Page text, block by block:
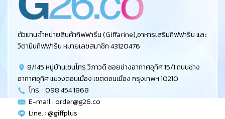
ตัวแทนจำหน่ายสินค้ากิฟฟารีน (Giffarine),อาหารเสริมกิฟฟารีน และ
วิตามินกิฟฟารีน หมายเลขสมาชิก 43120476
8/145 หมู่บ้านเซนโทร วิภาวดี ซอยช่างอากาศอุทิศ 15/1 ถนนช่าง
อากาศอุทิศ แขวงดอนเมือง เขตดอนเมือง กรุงเทพฯ 10210
โทร. : 098 454 1868
E-mail :order@g26.co
Line. : @giffplus